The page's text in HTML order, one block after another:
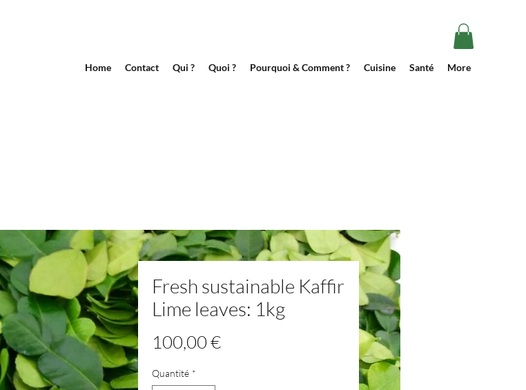
Home Contact Qui ? Quoi ? Pourquoi & Comment ? Cuisine Santé More
Fresh sustainable Kaffir
Lime leaves: 1kg
100,00 €Prix
Quantité *